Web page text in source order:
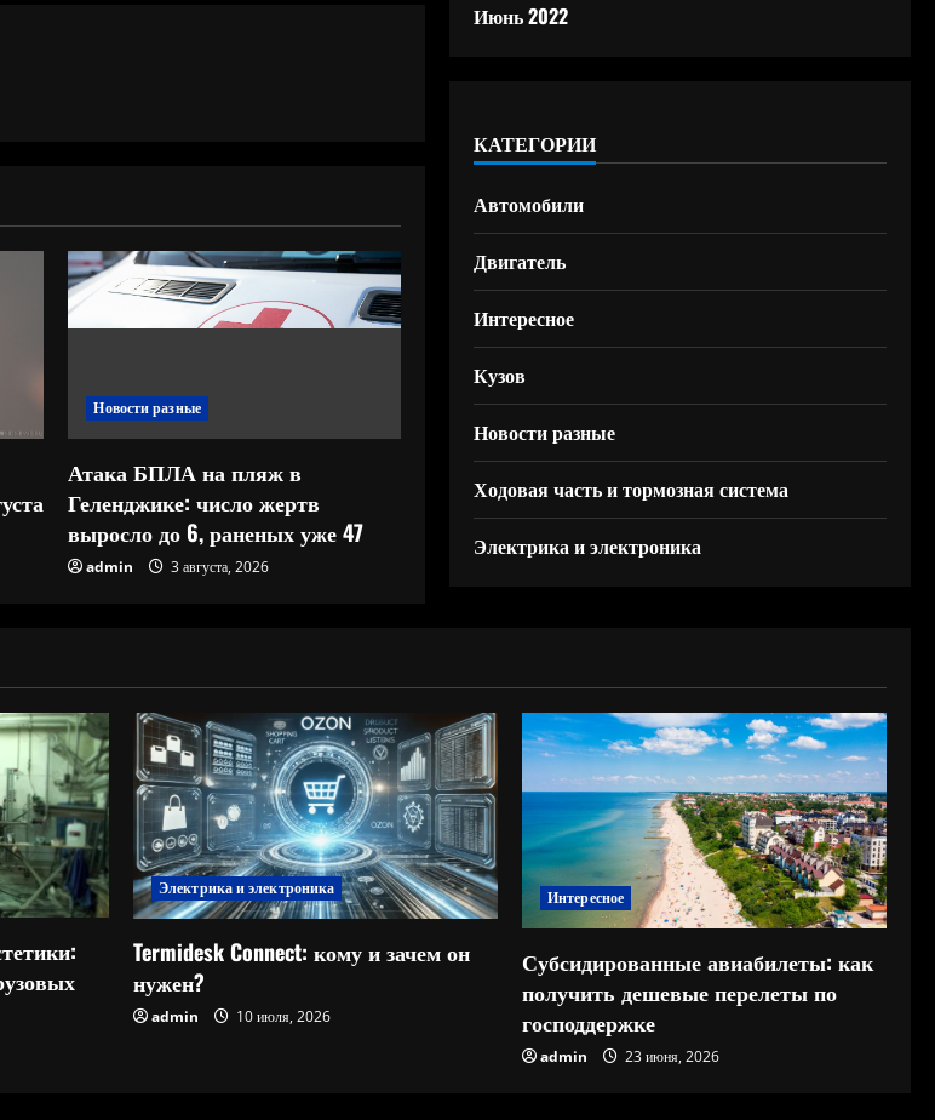
Новости разные
Атака БПЛА на пляж в
Геленджике: число жертв
выросло до 6, раненых уже 47
admin 3 августа, 2026
Июнь 2022
КАТЕГОРИИ
Автомобили
Двигатель
Интересное
Кузов
Новости разные
Ходовая часть и тормозная система
Электрика и электроника
Электрика и электроника
Termidesk Connect: кому и зачем он
нужен?
admin 10 июля, 2026
Интересное
Субсидированные авиабилеты: как
получить дешевые перелеты по
господдержке
admin 23 июня, 2026